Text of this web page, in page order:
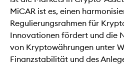
MiCAR ist es, einen
Regulierungsrahmen für
Innovationen fördert und die
von Kryptowährungen unter
Finanzstabilität und des